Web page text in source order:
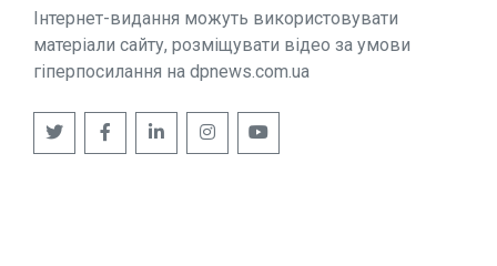
Інтернет-видання можуть використовувати
матеріали сайту, розміщувати відео за умови
гіперпосилання на dpnews.com.ua